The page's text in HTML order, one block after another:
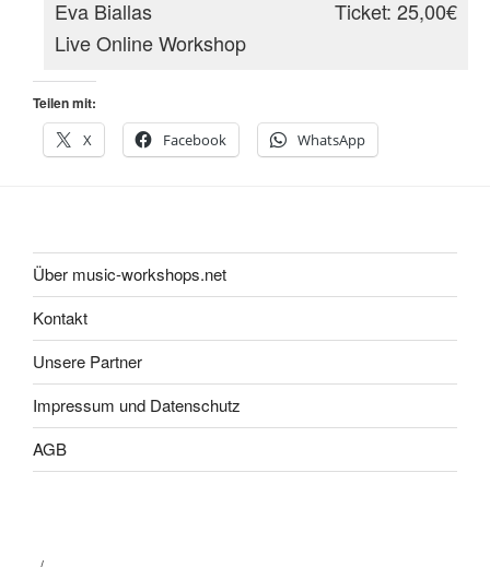
Eva Biallas
Live Online Workshop
Ticket: 25,00€
Teilen mit:
X
Facebook WhatsApp
Über music-workshops.net
Kontakt
Unsere Partner
Impressum und Datenschutz
AGB